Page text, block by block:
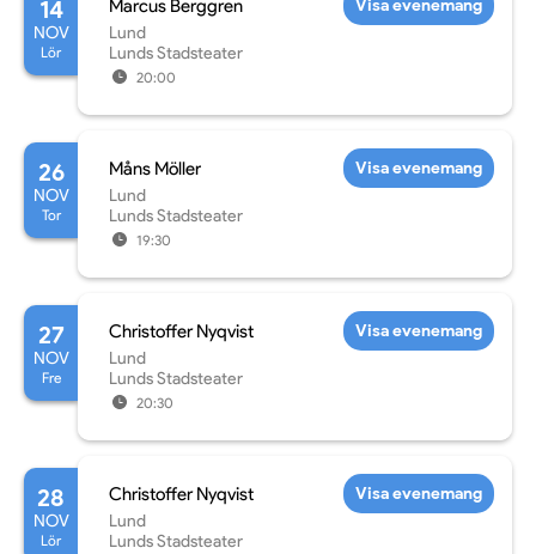
14
NOV
Lör
Marcus Berggren
Lund
Lunds Stadsteater
20:00
Visa evenemang
26
NOV
Tor
Måns Möller
Lund
Lunds Stadsteater
19:30
Visa evenemang
27
NOV
Fre
Christoffer Nyqvist
Lund
Lunds Stadsteater
20:30
Visa evenemang
28
NOV
Lör
Christoffer Nyqvist
Lund
Lunds Stadsteater
Visa evenemang